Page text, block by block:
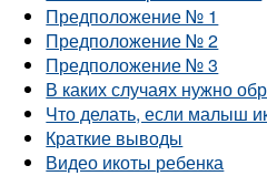
Предположение № 1
Предположение № 2
Предположение № 3
В каких случаях нужно
Что делать, если малыш
Краткие выводы
Видео икоты ребенка